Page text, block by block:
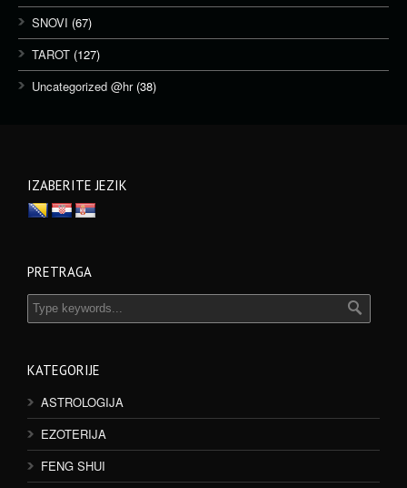
SNOVI (67)
TAROT (127)
Uncategorized @hr(38)
IZABERITE JEZIK
PRETRAGA
KATEGORIJE
ASTROLOGIJA
EZOTERIJA
FENG SHUI